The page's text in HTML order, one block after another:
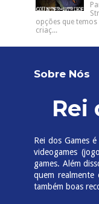
opções que
criaç...
Sobre Nós
Rei
Rei dos Games
videogames
games. Além
quem realmente
também boas